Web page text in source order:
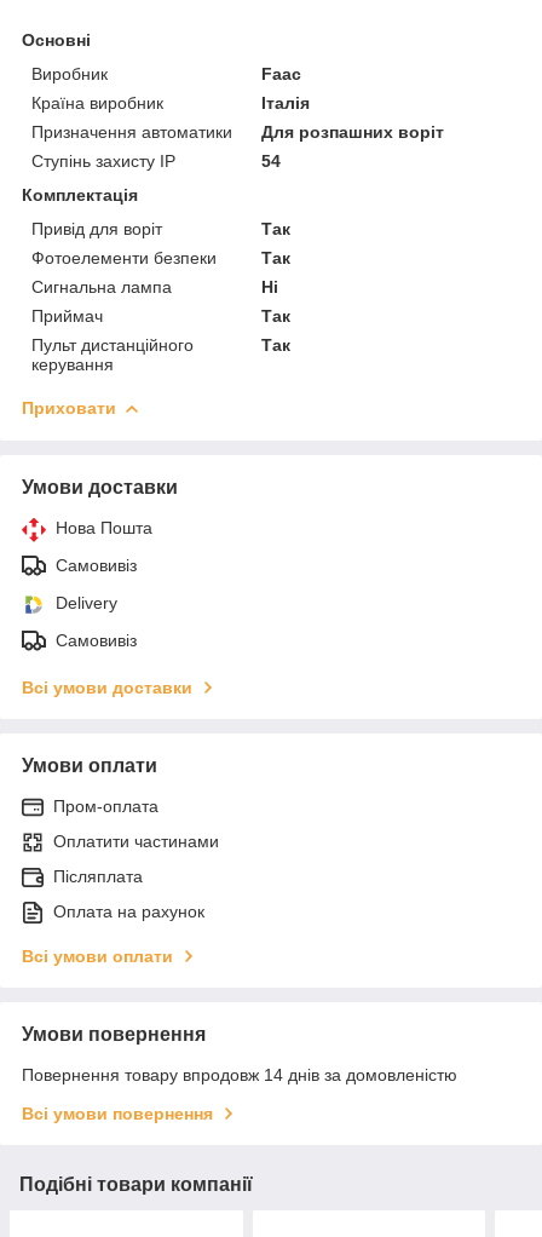
Основні
Виробник
Faac
Країна виробник
Італія
Призначення автоматики
Для розпашних воріт
Ступінь захисту IP
54
Комплектація
Привід для воріт
Так
Фотоелементи безпеки
Так
Сигнальна лампа
Ні
Приймач
Так
Пульт дистанційного
керування
Так
Приховати
Умови доставки
Нова Пошта
Самовивіз
Delivery
Самовивіз
Всі умови доставки
Умови оплати
Пром-оплата
Оплатити частинами
Післяплата
Оплата на рахунок
Всі умови оплати
Умови повернення
Повернення товару впродовж 14 днів за домовленістю
Всі умови повернення
Подібні товари компанії